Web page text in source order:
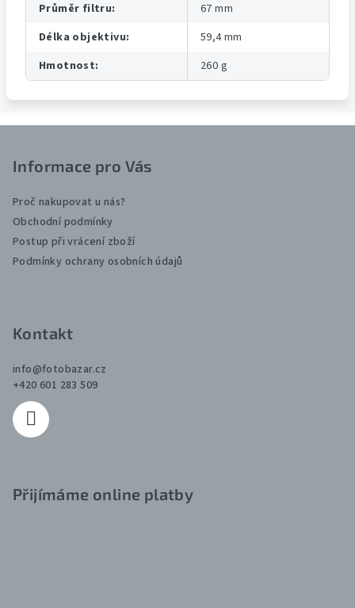
Průměr filtru:
67 mm
Délka objektivu:
59,4 mm
Hmotnost: 260 g
Informace pro Vás
Proč nakupovat u nás?
Obchodní podmínky
Postup při vrácení zboží
Podmínky ochrany osobních údajů
Kontakt
info@fotobazar.cz
+420 601 283 509
Přijímáme online platby